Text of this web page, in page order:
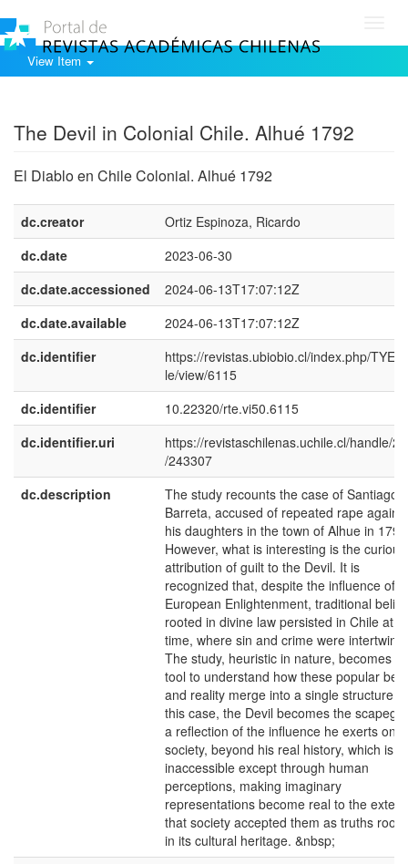
View Item
The Devil in Colonial Chile. Alhué 1792
El Diablo en Chile Colonial. Alhué 1792
dc.creator
Ortiz Espinoza, Ricardo
dc.date
2023-06-30
dc.date.accessioned
2024-06-13T17:07:12Z
dc.date.available
2024-06-13T17:07:12Z
dc.identifier
https://revistas.ubiobio.cl/index.php/TYE/
le/view/6115
dc.identifier
10.22320/rte.vi50.6115
dc.identifier.uri
https://revistaschilenas.uchile.cl/handle/
/243307
dc.description
The study recounts the case of Santiago
Barreta, accused of repeated rape against
his daughters in the town of Alhue in
However, what is interesting is the curious
attribution of guilt to the Devil. It is
recognized that, despite the influence of
European Enlightenment, traditional
rooted in divine law persisted in Chile at
time, where sin and crime were
The study, heuristic in nature, becomes a
tool to understand how these popular
and reality merge into a single structure.
this case, the Devil becomes the
a reflection of the influence he exerts on
society, beyond his real history, which is
inaccessible except through human
perceptions, making imaginary
representations become real to the extent
that society accepted them as truths
in its cultural heritage. &nbsp;